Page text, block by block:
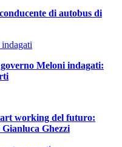
di autobus di
Meloni indagati:
working del futuro:
Ghezzi